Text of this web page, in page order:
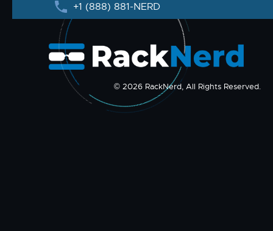
+1 (888) 881-NERD
© 2026 RackNerd, All Rights Reserved.